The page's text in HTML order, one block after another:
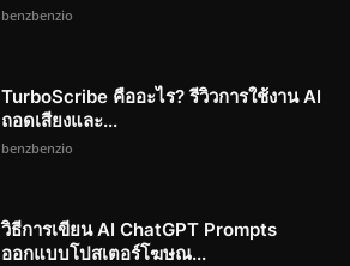
benzbenzio
TurboScribe คืออะไร? รีวิวการใช้งาน AI
ถอดเสียงและ...
benzbenzio
วิธีการเขียน AI ChatGPT Prompts
ออกแบบโปสเตอร์โฆษณ...